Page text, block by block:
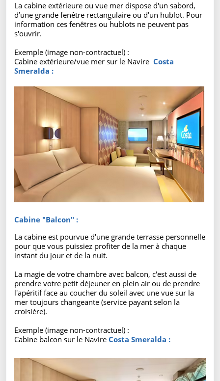
La cabine extérieure ou vue mer dispose d'un sabord,
d’une grande fenêtre rectangulaire ou d'un hublot. Pour
information ces fenêtres ou hublots ne peuvent pas
s'ouvrir.
Exemple (image non-contractuel) :
Cabine extérieure/vue mer sur le Navire Costa
Smeralda :
Cabine "Balcon" :
La cabine est pourvue d'une grande terrasse personnelle
pour que vous puissiez profiter de la mer à chaque
instant du jour et de la nuit.
La magie de votre chambre avec balcon, c'est aussi de
prendre votre petit déjeuner en plein air ou de prendre
l'apéritif face au coucher du soleil avec une vue sur la
mer toujours changeante (service payant selon la
croisière).
Exemple (image non-contractuel) :
Cabine balcon sur le Navire Costa Smeralda :